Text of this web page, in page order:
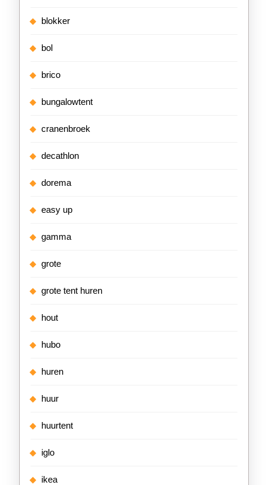
blokker
bol
brico
bungalowtent
cranenbroek
decathlon
dorema
easy up
gamma
grote
grote tent huren
hout
hubo
huren
huur
huurtent
iglo
ikea